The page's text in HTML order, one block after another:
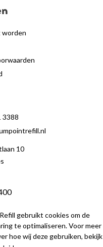
gebruikt cookies om de
te optimaliseren. Voor meer
hoe wij deze gebruiken, bekijk
worden
3388
10